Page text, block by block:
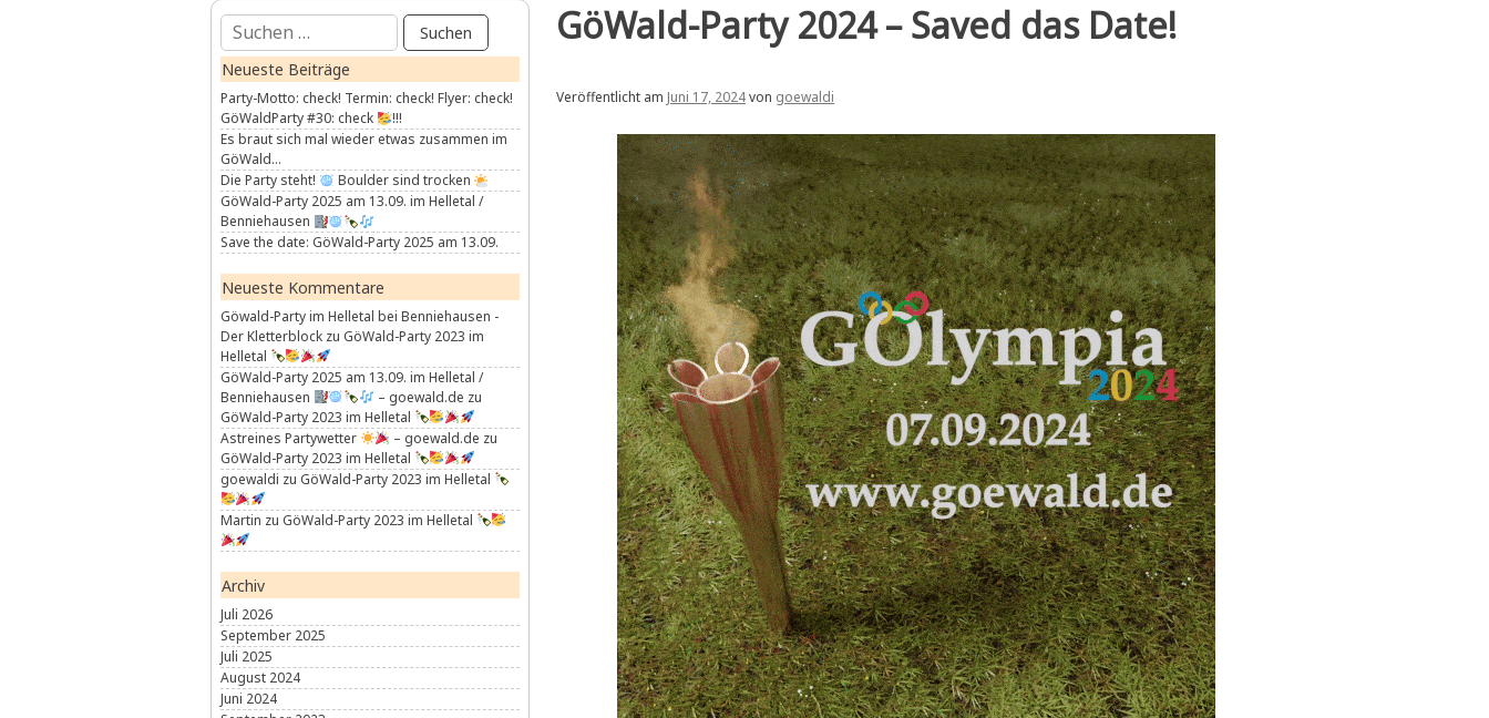
GöWald-Party 2024 – Saved das Date!
Veröffentlicht am Juni 17, 2024von goewaldi
Suchen
nach:
Neueste Beiträge
Party-Motto: check! Termin: check! Flyer: check!
GöWaldParty #30: check
!!!
Es braut sich mal wieder etwas zusammen im
GöWald…
Die Party steht!
Boulder sind trocken
GöWald-Party 2025 am 13.09. im Helletal /
Benniehausen
Save the date: GöWald-Party 2025 am 13.09.
Neueste Kommentare
Göwald-Party im Helletal bei Benniehausen -
Der Kletterblock zu GöWald-Party 2023 im
Helletal
GöWald-Party 2025 am 13.09. im Helletal /
Benniehausen
– goewald.de zu
GöWald-Party 2023 im Helletal
Astreines Partywetter
– goewald.de zu
GöWald-Party 2023 im Helletal
goewaldi zu GöWald-Party 2023 im Helletal
Martin zu GöWald-Party 2023 im Helletal
Archiv
Juli 2026
September 2025
Juli 2025
August 2024
Juni 2024